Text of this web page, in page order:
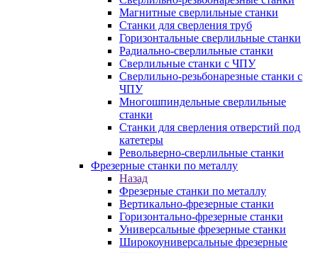
Магнитные сверлильные станки
Станки для сверления труб
Горизонтальные сверлильные станки
Радиально-сверлильные станки
Сверлильные станки с ЧПУ
Сверлильно-резьбонарезные станки с
ЧПУ
Многошпиндельные сверлильные
станки
Станки для сверления отверстий под
катетеры
Револьверно-сверлильные станки
Фрезерные станки по металлу
Назад
Фрезерные станки по металлу
Вертикально-фрезерные станки
Горизонтально-фрезерные станки
Универсальные фрезерные станки
Широкоуниверсальные фрезерные